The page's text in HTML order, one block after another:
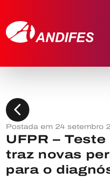
chevron_left
Postada em 24 setembro
UFPR –
traz novas
para o